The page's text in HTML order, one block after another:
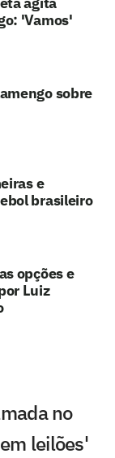
'Vamos'
sobre
e
brasileiro
opções e
Luiz
no
leilões'